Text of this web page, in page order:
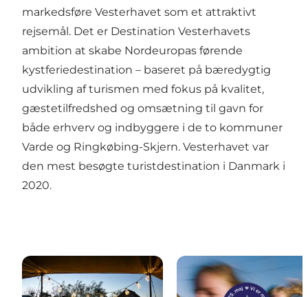
markedsføre Vesterhavet som et attraktivt
rejsemål. Det er Destination Vesterhavets
ambition at skabe Nordeuropas førende
kystferiedestination – baseret på bæredygtig
udvikling af turismen med fokus på kvalitet,
gæstetilfredshed og omsætning til gavn for
både erhverv og indbyggere i de to kommuner
Varde og Ringkøbing-Skjern. Vesterhavet var
den mest besøgte turistdestination i Danmark i
2020.